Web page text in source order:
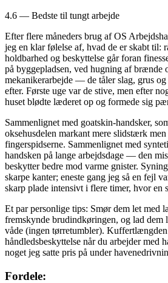
4.6 — Bedste til tungt arbejde
Efter flere måneders brug af OS
jeg en klar følelse af, hvad de er skabt til:
holdbarhed og beskyttelse går foran
på byggepladsen, ved hugning af brænde
mekanikerarbejde — de tåler slag, grus
efter. Første uge var de stive, men efter
huset blødte læderet op og formede sig
Sammenlignet med goatskin-handsker,
oksehusdelen markant mere slidstærk
fingerspidserne. Sammenlignet med
handsken på lange arbejdsdage — den
beskytter bedre mod varme gnister.
skarpe kanter; eneste gang jeg så en fejl
skarp plade intensivt i flere timer, hvor en
Et par personlige tips: Smør dem let med
fremskynde brudindkøringen, og lad dem
våde (ingen tørretumbler).
håndledsbeskyttelse når du arbejder
noget jeg satte pris på under
Fordele: